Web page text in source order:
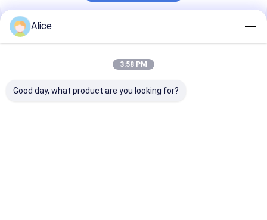
अनुशंसित उत्पाद
Alice
3:58 PM
Good day, what product are you looking for?